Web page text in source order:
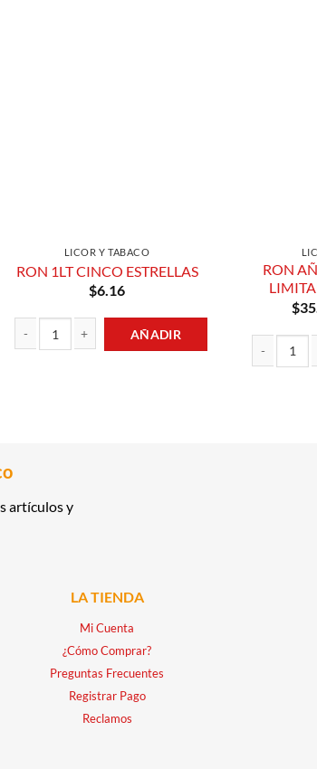
LICOR Y TABACO
RON 1LT CINCO ESTRELLAS
$6.16
AÑADIR
RON
$
artículos y
LA TIENDA
Mi Cuenta
¿Cómo Comprar?
Preguntas Frecuentes
Registrar Pago
Reclamos